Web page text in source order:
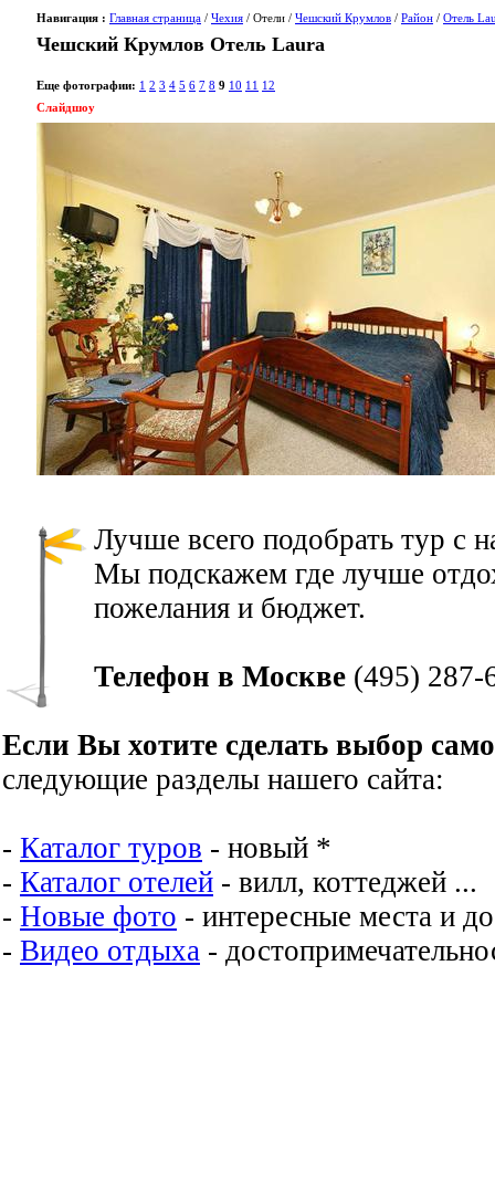
Навигация : Главная страница / Чехия / Отели / Чешский Крумлов / Район / Отель
Чешский Крумлов Отель Laura
Еще фотографии: 1 2 3 4 5 6 7 8 9 10 11 12
Слайдшоу
Лучше всего подобрать тур с
Мы подскажем где лучше
пожелания и бюджет.
Телефон в Москве (495) 287-
Если Вы хотите сделать выбор
следующие разделы нашего сайта:
- Каталог туров - новый *
- Каталог отелей - вилл, коттеджей ...
- Новые фото - интересные места и
- Видео отдыха -